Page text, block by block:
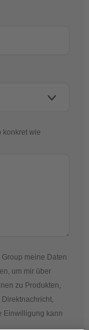
konkret wie
meine Daten
um mir über
zu Produkten,
Einwilligung kann